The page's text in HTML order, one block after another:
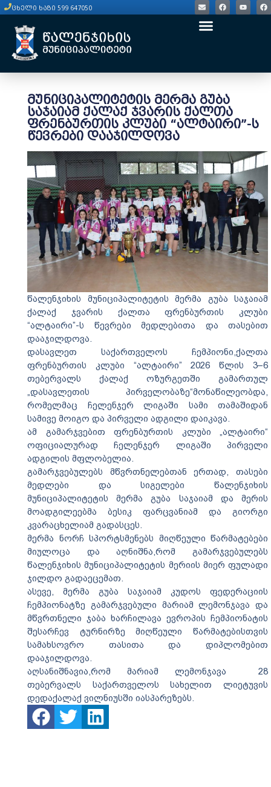
ცხელი ხაზი 599 647050
მუნიციპალიტეტის მერმა გუბა
საჯაიამ ქალაქ ჯვარის ქალთა
ფრენბურთის კლუბი “ალტაირი”-ს
წევრები დააჯილდოვა
წალენჯიხის მუნიციპალიტეტის მერმა გუბა საჯაიამ
ქალაქ ჯვარის ქალთა ფრენბურთის კლუბი
“ალტაირი”-ს წევრები მედლებითა და თასებით
დააჯილდოვა.
დასავლეთ საქართველოს ჩემპიონი,ქალთა
ფრენბურთის კლუბი “ალტაირი” 2026 წლის 3–6
თებერვალს ქალაქ ოზურგეთში გამართულ
„დასავლეთის პირველობაზე“მონაწილეობდა,
რომელმაც ჩელენჯერ ლიგაში სამი თამაშიდან
სამივე მოიგო და პირველი ადგილი დაიკავა.
ამ გამარჯვებით ფრენბურთის კლუბი „ალტაირი“
ოფიციალურად ჩელენჯერ ლიგაში პირველი
ადგილის მფლობელია.
გამარჯვებულებს მწვრთნელებთან ერთად, თასები
მედლები და სიგელები წალენჯიხის
მუნიციპალიტეტის მერმა გუბა საჯაიამ და მერის
მოადგილეებმა ბესიკ ფარცვანიამ და გიორგი
კვარაცხელიამ გადასცეს.
მერმა ნორჩ სპორტსმენებს მიღწეული წარმატებები
მიულოცა და აღნიშნა,რომ გამარჯვებულებს
წალენჯიხის მუნიციპალიტეტის მერიის მიერ ფულადი
ჯილდო გადაეცემათ.
ასევე, მერმა გუბა საჯაიამ კუდოს ფედერაციის
ჩემპიონატზე გამარჯვებული მარიამ ლემონჯავა და
მწვრთნელი ჯაბა ხარჩილავა ევროპის ჩემპიონატის
შესარჩევ ტურნირზე მიღწეული წარმატებისთვის
სამახსოვრო თასითა და დიპლომებით
დააჯილდოვა.
აღსანიშნავია,რომ მარიამ ლემონჯავა ​ 28
თებერვალს საქართველოს სახელით ლიეტუვის
დედაქალაქ ვილნიუსში იასპარეზებს.